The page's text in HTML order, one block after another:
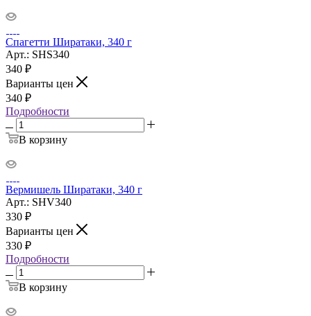
Спагетти Ширатаки, 340 г
Арт.: SHS340
340 ₽
Варианты цен
340 ₽
Подробности
В корзину
Вермишель Ширатаки, 340 г
Арт.: SHV340
330 ₽
Варианты цен
330 ₽
Подробности
В корзину